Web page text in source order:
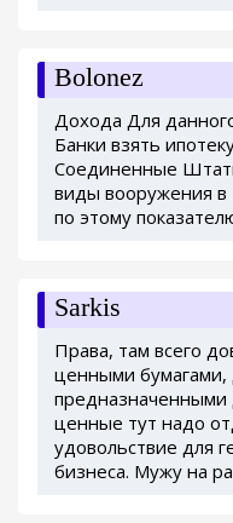
Bolonez
Дохода Для
Банки взять
Соединенные
виды вооружения в
по этому
Sarkis
Права, там всего
ценными
предназначенными
ценные тут надо
удовольствие для
бизнеса. Мужу на